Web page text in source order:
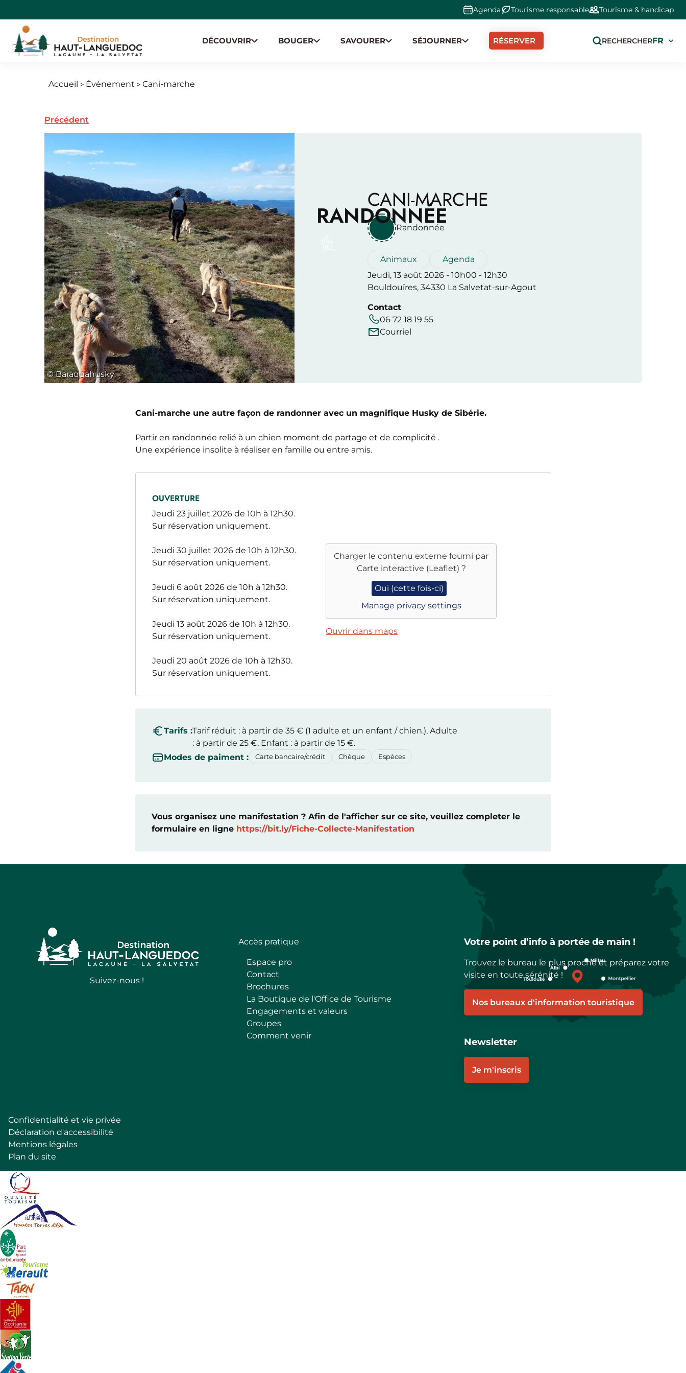
au
contenu
principal
secondaire
Agenda Tourisme responsable Tourisme & handicap
NAVIGATION
DÉCOUVRIR BOUGER SAVOURER SÉJOURNER RÉSERVER RECHERCHERSelect
Accueil Événement Cani-marche
Précédent
© Baraquahusky
CANI-MARCHE
RANDONNÉE
Randonnée
Animaux
Agenda
Jeudi, 13 août 2026 - 10h00 - 12h30
Bouldouïres, 34330 La Salvetat-sur-Agout
Contact
06 72 18 19 55
Courriel
Cani-marche une autre façon de randonner avec un magnifique Husky de Sibérie.
Partir en randonnée relié à un chien moment de partage et de complicité .
Une expérience insolite à réaliser en famille ou entre amis.
OUVERTURE
Jeudi 23 juillet 2026 de 10h à 12h30.
Sur réservation uniquement.
Jeudi 30 juillet 2026 de 10h à 12h30.
Sur réservation uniquement.
Jeudi 6 août 2026 de 10h à 12h30.
Sur réservation uniquement.
Jeudi 13 août 2026 de 10h à 12h30.
Sur réservation uniquement.
Jeudi 20 août 2026 de 10h à 12h30.
Sur réservation uniquement.
Charger le contenu externe fourni par
Carte interactive (Leaflet) ?
Oui (cette fois-ci)
Manage privacy settings
Ouvrir dans maps
Tarifs :Tarif réduit : à partir de 35 € (1 adulte et un enfant / chien.), Adulte
: à partir de 25 €, Enfant : à partir de 15 €.
Modes de paiment :
Carte bancaire/crédit Chèque Espèces
Vous organisez une manifestation ? Afin de l'afficher sur ce site, veuillez completer le
formulaire en ligne https://bit.ly/Fiche-Collecte-Manifestation
Suivez-nous !
Accès pratique
Espace pro
Contact
Brochures
La Boutique de l'Office de Tourisme
Engagements et valeurs
Groupes
Comment venir
Votre point d’info à portée de main !
Trouvez le bureau le plus proche et préparez votre
visite en toute sérénité !
Nos bureaux d'information touristique
Newsletter
Je m'inscris
Pied
de
page
Confidentialité et vie privée
Déclaration d'accessibilité
Mentions légales
Plan du site